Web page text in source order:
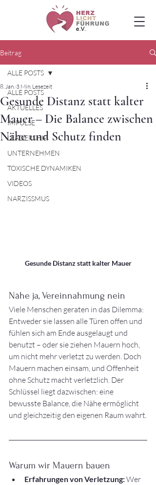
Beitrag
ALLE POSTS
AKTUELLES
IMPULSE
LEADERSHIP
UNTERNEHMEN
TOXISCHE DYNAMIKEN
VIDEOS
NARZISSMUS
ALLE POSTS
Gesunde Distanz statt kalter
Mauer – Die Balance zwischen
Nähe und Schutz finden
8. Jan. 3 Min. Lesezeit
Gesunde Distanz statt kalter Mauer
Nähe ja, Vereinnahmung nein
Viele Menschen geraten in das Dilemma:
Entweder sie lassen alle Türen offen und
fühlen sich am Ende ausgelaugt und
benutzt – oder sie ziehen Mauern hoch,
um nicht mehr verletzt zu werden. Doch
Mauern machen einsam, und Offenheit
ohne Schutz macht verletzlich. Der
Schlüssel liegt dazwischen: eine
bewusste Balance, die Nähe ermöglicht
und gleichzeitig den eigenen Raum wahrt.
Warum wir Mauern bauen
Erfahrungen von Verletzung: Wer